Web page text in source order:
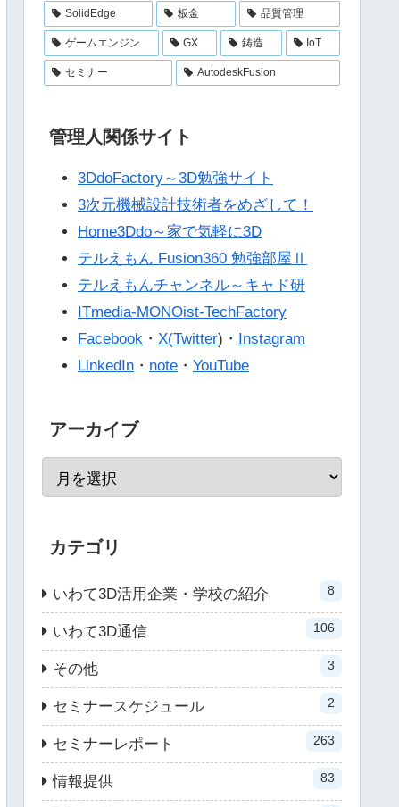
SolidEdge 板金 品質管理
ゲームエンジン GX 鋳造 IoT
セミナー AutodeskFusion
管理人関係サイト
3DdoFactory～3D勉強サイト
3次元機械設計技術者をめざして！
Home3Ddo～家で気軽に3D
テルえもん Fusion360 勉強部屋Ⅱ
テルえもんチャンネル～キャド研
ITmedia-MONOist-TechFactory
Facebook ・ X(Twitter)・ Instagram
LinkedIn ・ note ・ YouTube
アーカイブ
カテゴリ
いわて3D活用企業・学校の紹介 8
いわて3D通信 106
その他 3
セミナースケジュール 2
セミナーレポート 263
情報提供 83